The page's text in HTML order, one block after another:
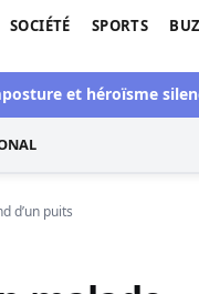
SOCIÉTÉ SPORTS
et héroïsme silencieux
d’un puits